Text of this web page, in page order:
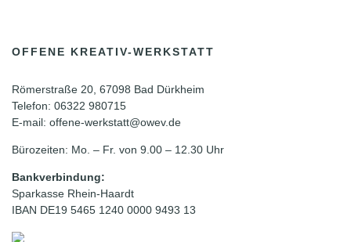
OFFENE KREATIV-WERKSTATT
Römerstraße 20, 67098 Bad Dürkheim
Telefon: 06322 980715
E-mail: offene-werkstatt@owev.de
Bürozeiten: Mo. – Fr. von 9.00 – 12.30 Uhr
Bankverbindung:
Sparkasse Rhein-Haardt
IBAN DE19 5465 1240 0000 9493 13